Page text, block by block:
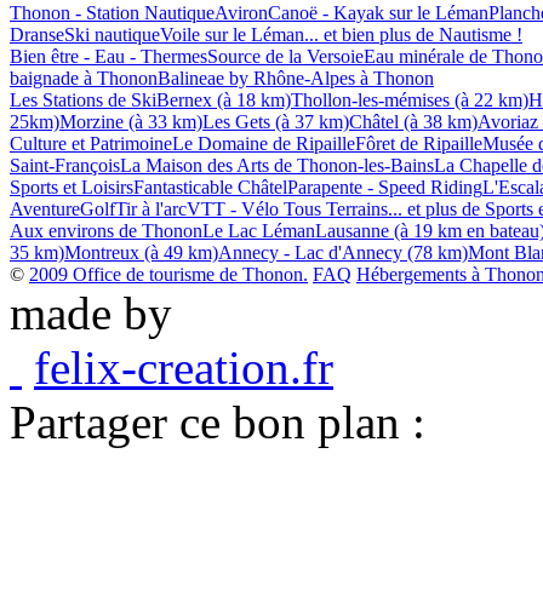
Thonon - Station NautiqueAvironCanoë - Kayak sur le Léman
DranseSki nautiqueVoile sur le Léman... et bien plus de Nautisme !
Bien être - Eau - ThermesSource de la VersoieEau minérale de
baignade à ThononBalineae by Rhône-Alpes à Thonon
Les Stations de SkiBernex (à 18 km)Thollon-les-mémises (à 22 km)
25km)Morzine (à 33 km)Les Gets (à 37 km)Châtel (à 38 km)Avoriaz
Culture et PatrimoineLe Domaine de RipailleFôret de RipailleMusée
Saint-FrançoisLa Maison des Arts de Thonon-les-BainsLa Chapelle
Sports et LoisirsFantasticable ChâtelParapente - Speed Riding
AventureGolfTir à l'arcVTT - Vélo Tous Terrains... et plus de Sports
Aux environs de ThononLe Lac LémanLausanne (à 19 km en
35 km)Montreux (à 49 km)Annecy - Lac d'Annecy (78 km)Mont
© 2009 Office de tourisme de Thonon. FAQ Hébergements à
made by
felix-creation.fr
Partager ce bon plan :